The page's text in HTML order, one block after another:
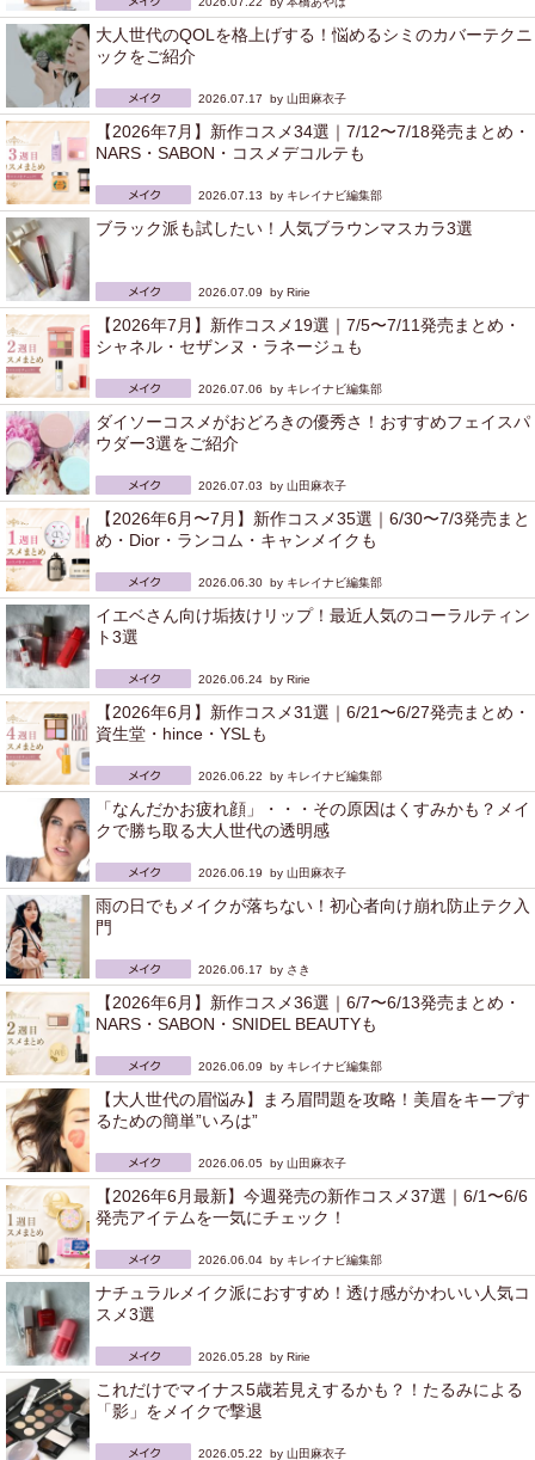
大人世代のQOLを格上げする！悩めるシミのカバーテクニ
ックをご紹介
2026.07.17 by 山田麻衣子
【2026年7月】新作コスメ34選｜7/12〜7/18発売まとめ・
NARS・SABON・コスメデコルテも
2026.07.13 by キレイナビ編集部
ブラック派も試したい！人気ブラウンマスカラ3選
2026.07.09 by Ririe
【2026年7月】新作コスメ19選｜7/5〜7/11発売まとめ・
シャネル・セザンヌ・ラネージュも
2026.07.06 by キレイナビ編集部
ダイソーコスメがおどろきの優秀さ！おすすめフェイスパ
ウダー3選をご紹介
2026.07.03 by 山田麻衣子
【2026年6月〜7月】新作コスメ35選｜6/30〜7/3発売まと
め・Dior・ランコム・キャンメイクも
2026.06.30 by キレイナビ編集部
イエベさん向け垢抜けリップ！最近人気のコーラルティン
ト3選
2026.06.24 by Ririe
【2026年6月】新作コスメ31選｜6/21〜6/27発売まとめ・
資生堂・hince・YSLも
2026.06.22 by キレイナビ編集部
「なんだかお疲れ顔」・・・その原因はくすみかも？メイ
クで勝ち取る大人世代の透明感
2026.06.19 by 山田麻衣子
雨の日でもメイクが落ちない！初心者向け崩れ防止テク入
門
2026.06.17 by さき
【2026年6月】新作コスメ36選｜6/7〜6/13発売まとめ・
NARS・SABON・SNIDEL BEAUTYも
2026.06.09 by キレイナビ編集部
【大人世代の眉悩み】まろ眉問題を攻略！美眉をキープす
るための簡単”いろは”
2026.06.05 by 山田麻衣子
【2026年6月最新】今週発売の新作コスメ37選｜6/1〜6/6
発売アイテムを一気にチェック！
2026.06.04 by キレイナビ編集部
ナチュラルメイク派におすすめ！透け感がかわいい人気コ
スメ3選
2026.05.28 by Ririe
これだけでマイナス5歳若見えするかも？！たるみによる
「影」をメイクで撃退
2026.05.22 by 山田麻衣子